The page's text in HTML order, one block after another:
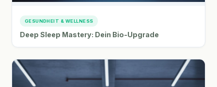
GESUNDHEIT & WELLNESS
Deep Sleep Mastery: Dein Bio-Upgrade